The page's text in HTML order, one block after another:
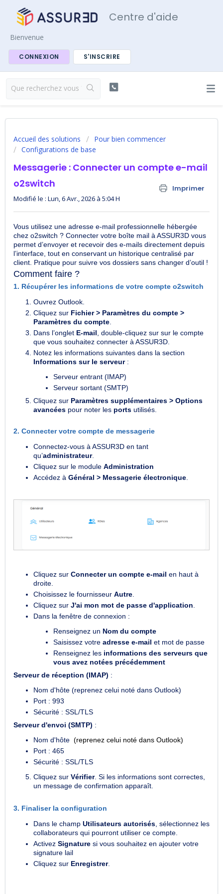
Centre d'aide
Bienvenue
CONNEXION S'INSCRIRE
Accueil des solutions
Pour bien commencer
Configurations de base
Messagerie : Connecter un compte e-mail
o2switch
Imprimer
Modifié le : Lun, 6 Avr., 2026 à 5:04 H
Vous utilisez une adresse e-mail professionnelle hébergée
chez o2switch ? Connecter votre boîte mail à ASSUR3D vous
permet d’envoyer et recevoir des e-mails directement depuis
l’interface, tout en conservant un historique centralisé par
client. Pratique pour suivre vos dossiers sans changer d’outil !
Comment faire ?
1. Récupérer les informations de votre compte o2switch
Ouvrez Outlook.
Cliquez sur Fichier > Paramètres du compte >
Paramètres du compte.
Dans l’onglet E-mail, double-cliquez sur sur le compte
que vous souhaitez connecter à ASSUR3D.
Notez les informations suivantes dans la section
Informations sur le serveur:
Serveur entrant (IMAP)
Serveur sortant (SMTP)
Cliquez sur Paramètres supplémentaires > Options
avancées pour noter les ports utilisés.
2. Connecter votre compte de messagerie
Connectez-vous à ASSUR3D en tant
qu’administrateur.
Cliquez sur le module Administration
Accédez à Général > Messagerie électronique.
Cliquez sur Connecter un compte e-mail en haut à
droite.
Choisissez le fournisseur Autre
Cliquez sur J'ai mon mot de passe d'application
Dans la fenêtre de connexion :
Renseignez un Nom du compte
Saisissez votre adresse e-mail et mot de passe
Renseignez les informations des serveurs que
vous avez notées précédemment
Serveur de réception (IMAP) :
Nom d'hôte (reprenez celui noté dans Outlook)
Port : 993
Sécurité : SSL/TLS
Serveur d'envoi (SMTP) :
Nom d'hôte (reprenez celui noté dans Outlook)
Port : 465
Sécurité : SSL/TLS
Cliquez sur Vérifier. Si les informations sont correctes,
un message de confirmation apparaît.
3. Finaliser la configuration
Dans le champ Utilisateurs autorisés , sélectionnez les
collaborateurs qui pourront utiliser ce compte.
Activez Signature si vous souhaitez en ajouter votre
signature lail
Cliquez sur Enregistrer.